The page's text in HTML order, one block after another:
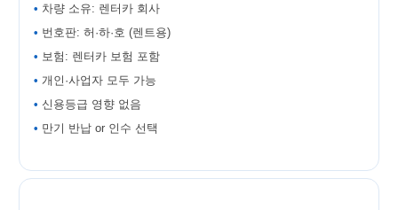
차량 소유: 렌터카 회사
번호판: 허·하·호 (렌트용)
보험: 렌터카 보험 포함
개인·사업자 모두 가능
신용등급 영향 없음
만기 반납 or 인수 선택